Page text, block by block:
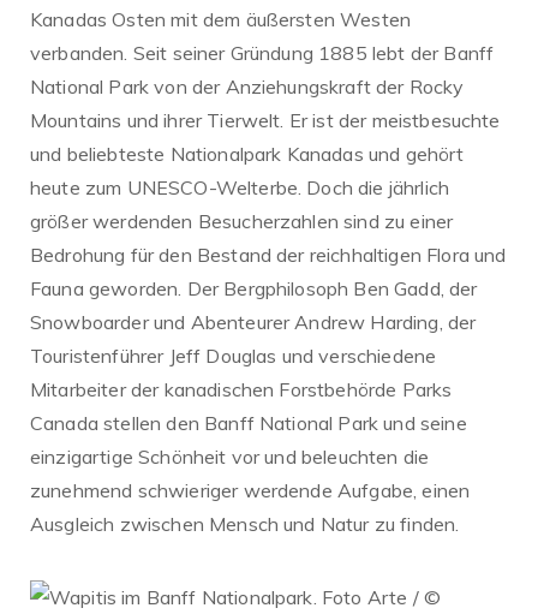
Kanadas Osten mit dem äußersten Westen
verbanden. Seit seiner Gründung 1885 lebt der Banff
National Park von der Anziehungskraft der Rocky
Mountains und ihrer Tierwelt. Er ist der meistbesuchte
und beliebteste Nationalpark Kanadas und gehört
heute zum UNESCO-Welterbe. Doch die jährlich
größer werdenden Besucherzahlen sind zu einer
Bedrohung für den Bestand der reichhaltigen Flora und
Fauna geworden. Der Bergphilosoph Ben Gadd, der
Snowboarder und Abenteurer Andrew Harding, der
Touristenführer Jeff Douglas und verschiedene
Mitarbeiter der kanadischen Forstbehörde Parks
Canada stellen den Banff National Park und seine
einzigartige Schönheit vor und beleuchten die
zunehmend schwieriger werdende Aufgabe, einen
Ausgleich zwischen Mensch und Natur zu finden.